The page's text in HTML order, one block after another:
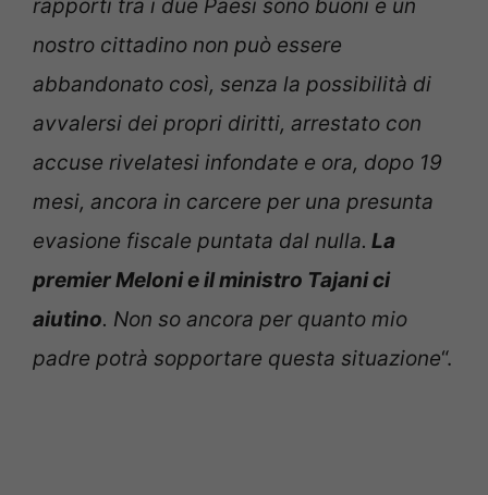
rapporti tra i due Paesi sono buoni e un
nostro cittadino non può essere
abbandonato così, senza la possibilità di
avvalersi dei propri diritti, arrestato con
accuse rivelatesi infondate e ora, dopo 19
mesi, ancora in carcere per una presunta
evasione fiscale puntata dal nulla. La
premier Meloni e il ministro Tajani ci
aiutino. Non so ancora per quanto mio
padre potrà sopportare questa situazione“.